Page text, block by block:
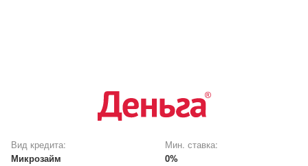
Вид кредита:
Микрозайм
Мин. ставка:
0%